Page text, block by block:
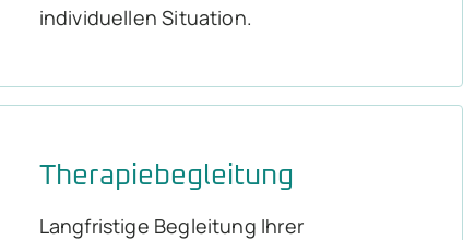
individuellen Situation.
Therapiebegleitung
Langfristige Begleitung Ihrer